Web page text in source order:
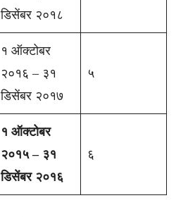
डिसेंबर २०१८
१ ऑक्टोबर
२०१६ – ३१
डिसेंबर २०१७
५
१ ऑक्टोबर
२०१५ – ३१
डिसेंबर २०१६
६